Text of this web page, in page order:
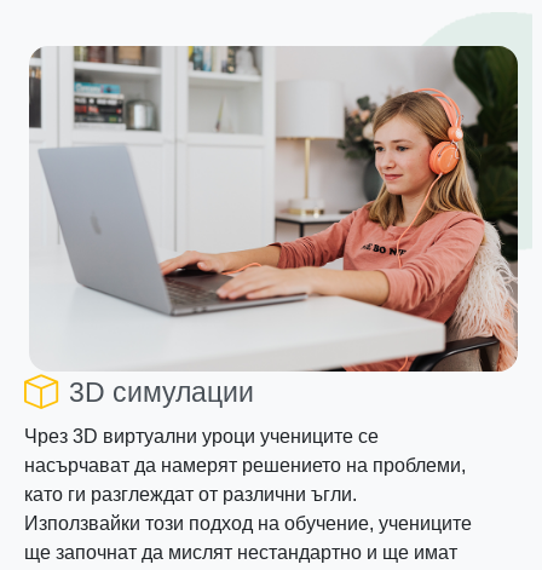
3D симулации
Чрез 3D виртуални уроци учениците се
насърчават да намерят решението на проблеми,
като ги разглеждат от различни ъгли.
Използвайки този подход на обучение, учениците
ще започнат да мислят нестандартно и ще имат